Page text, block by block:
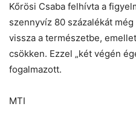
Kőrösi Csaba felhívta a
szennyvíz 80 százalékát
vissza a természetbe,
csökken. Ezzel „két végén
fogalmazott.
MTI